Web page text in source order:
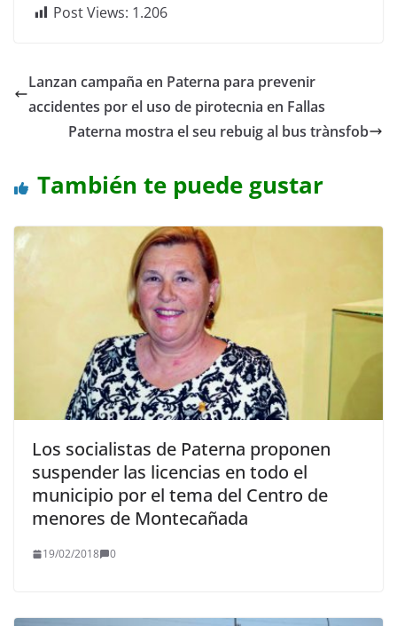
Post Views: 1.206
Lanzan campaña en Paterna para prevenir
accidentes por el uso de pirotecnia en Fallas
Paterna mostra el seu rebuig al bus trànsfob
También te puede gustar
Los socialistas de Paterna proponen
suspender las licencias en todo el
municipio por el tema del Centro de
menores de Montecañada
19/02/2018 0